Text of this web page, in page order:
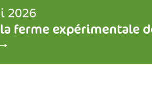
2026
ferme expérimentale